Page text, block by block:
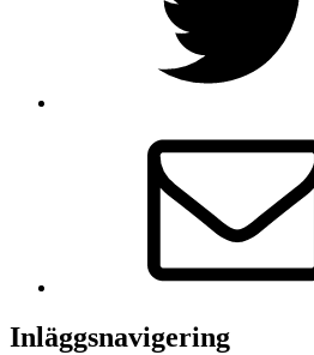
Inläggsnavigering